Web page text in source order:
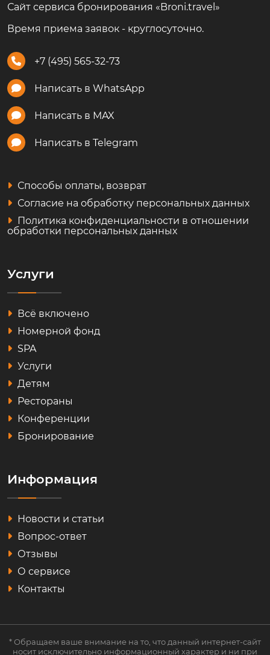
Сайт сервиса бронирования «Broni.travel»
Время приема заявок - круглосуточно.
+7 (495) 565-32-73
Написать в WhatsApp
Написать в MAX
Написать в Telegram
Способы оплаты, возврат
Согласие на обработку персональных данных
Политика конфиденциальности в отношении
обработки персональных данных
Услуги
Всё включено
Номерной фонд
SPA
Услуги
Детям
Рестораны
Конференции
Бронирование
Информация
Новости и статьи
Вопрос-ответ
Отзывы
О сервисе
Контакты
* Обращаем ваше внимание на то, что данный интернет-сайт
носит исключительно информационный характер и ни при